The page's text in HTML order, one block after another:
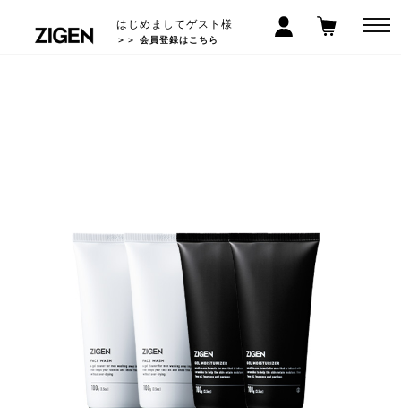
はじめましてゲスト様
＞＞ 会員登録はこちら